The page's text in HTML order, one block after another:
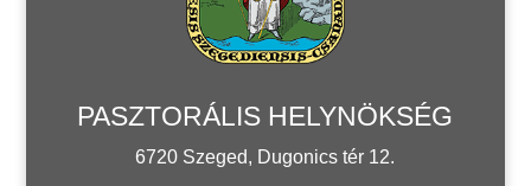
PASZTORÁLIS HELYNÖKSÉG
6720 Szeged, Dugonics tér 12.